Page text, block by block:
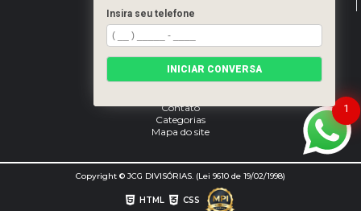
Home
Sobre Nós
Serviços
Contato
Categorias
Mapa do site
Copyright © JCG DIVISÓRIAS. (Lei 9610 de 19/02/1998)
HTML CSS
1
Insira seu telefone
INICIAR CONVERSA